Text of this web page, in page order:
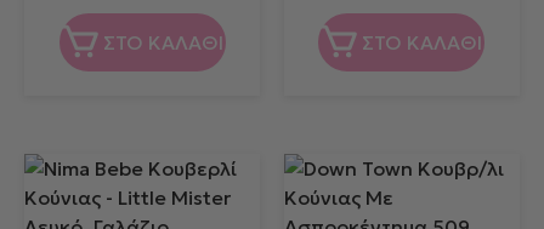
ΣΤΟ ΚΑΛΑΘΙ ΣΤΟ ΚΑΛΑΘΙ